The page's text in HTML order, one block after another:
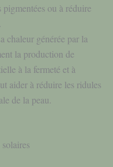
ou à réduire
chaleur générée par la
la production de
à la fermeté et à
aider à réduire les ridules
de la peau.